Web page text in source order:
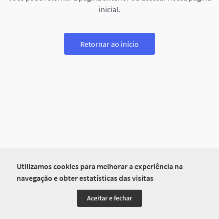
Utilizamos cookies para melhorar a experiência na
navegação e obter estatísticas das visitas
Aceitar e fechar
inicial.
Retornar ao início